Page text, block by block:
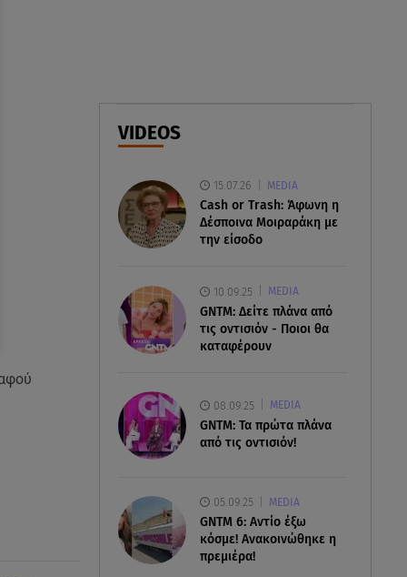
Γουδή: Γυναίκα έπεσε από τον
VIDEOS
15.07.26 MEDIA
Cash or Trash: Άφωνη η
Δέσποινα Μοιραράκη με
την είσοδο
10.09.25 MEDIA
GNTM: Δείτε πλάνα από
τις οντισιόν - Ποιοι θα
καταφέρουν
08.09.25 MEDIA
GNTM: Τα πρώτα πλάνα
από τις οντισιόν!
05.09.25 MEDIA
GNTM 6: Αντίο έξω
κόσμε! Ανακοινώθηκε η
πρεμιέρα!